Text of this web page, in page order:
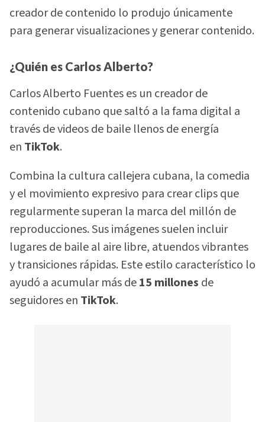
creador de contenido lo produjo únicamente
para generar visualizaciones y generar contenido.
¿Quién es Carlos Alberto?
Carlos Alberto Fuentes es un creador de
contenido cubano que saltó a la fama digital a
través de videos de baile llenos de energía
en TikTok.
Combina la cultura callejera cubana, la comedia
y el movimiento expresivo para crear clips que
regularmente superan la marca del millón de
reproducciones. Sus imágenes suelen incluir
lugares de baile al aire libre, atuendos vibrantes
y transiciones rápidas. Este estilo característico lo
ayudó a acumular más de15 millones de
seguidores en TikTok.